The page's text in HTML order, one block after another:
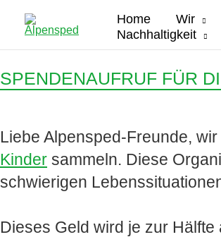
Inhalt
springen
Home Wir
Nachhaltigkeit
SPENDENAUFRUF FÜR
Liebe Alpensped-Freunde,
Kinder sammeln. Diese
schwierigen
Dieses Geld wird je zur